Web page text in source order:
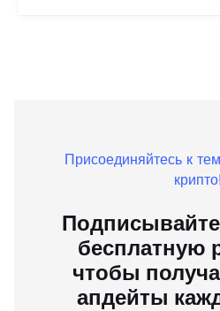
Присоединяйтесь к
крипто!
бесплатную
чтобы
апдейты